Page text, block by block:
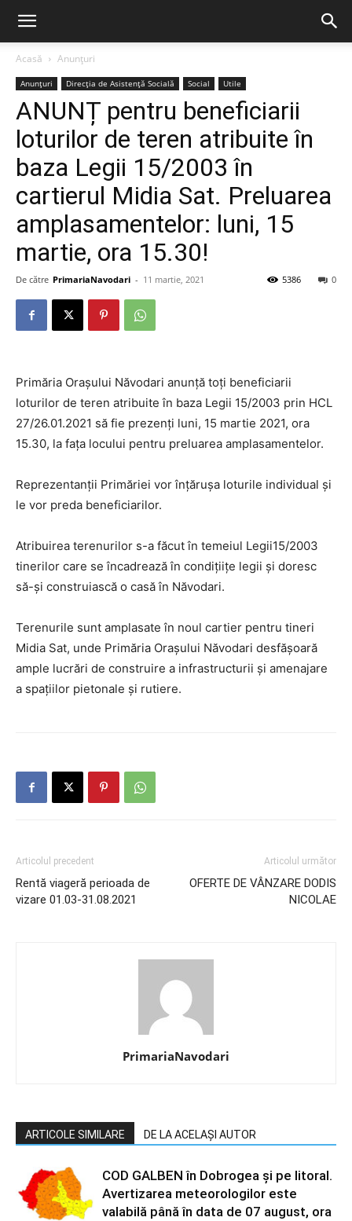
Acasă Anunțuri
Anunțuri Direcția de Asistență Socială Social Utile
ANUNȚ pentru beneficiarii
loturilor de teren atribuite în
baza Legii 15/2003 în
cartierul Midia Sat. Preluarea
amplasamentelor: luni, 15
martie, ora 15.30!
De către PrimariaNavodari - 11 martie, 2021 0
5386
Primăria Orașului Năvodari anunță toți beneficiarii
loturilor de teren atribuite în baza Legii 15/2003 prin HCL
27/26.01.2021 să fie prezenți luni, 15 martie 2021, ora
15.30, la fața locului pentru preluarea amplasamentelor.
Reprezentanții Primăriei vor înțărușa loturile individual și
le vor preda beneficiarilor.
Atribuirea terenurilor s-a făcut în temeiul Legii15/2003
tinerilor care se încadrează în condițiițe legii și doresc
să-și construiască o casă în Năvodari.
Terenurile sunt amplasate în noul cartier pentru tineri
Midia Sat, unde Primăria Orașului Năvodari desfășoară
ample lucrări de construire a infrastructurii și amenajare
a spațiilor pietonale și rutiere.
Articolul precedent
Rentă viageră perioada de
vizare 01.03-31.08.2021
Articolul următor
OFERTE DE VÂNZARE DODIS
NICOLAE
PrimariaNavodari
ARTICOLE SIMILARE DE LA ACELAȘI AUTOR
COD GALBEN în Dobrogea și pe litoral.
Avertizarea meteorologilor este
valabilă până în data de 07 august, ora